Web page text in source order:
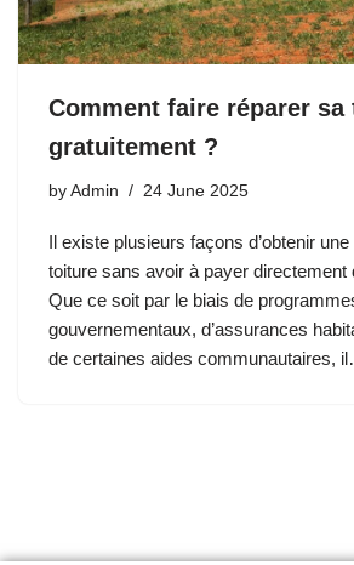
Comment faire réparer sa
gratuitement ?
by Admin 24 June 2025
Il existe plusieurs façons d’obtenir
toiture sans avoir à payer directement
Que ce soit par le biais de
gouvernementaux, d’assurances
de certaines aides communautaires,